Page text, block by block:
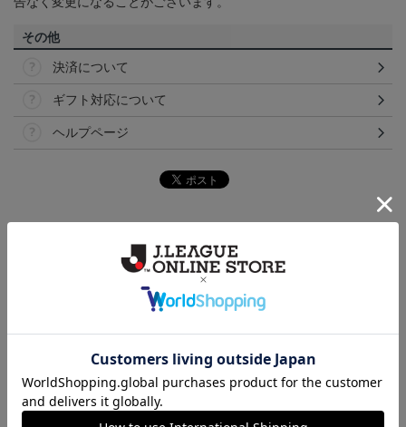
その他
決済について
ギフト対応について
ヘルプページ
横浜FM
送料無料の併せ買いにオススメ！どの選手が当たる
かお楽しみのシークレットグッズ！
日常にもF・マリノスを！普段使いにオススメのアイ
テム！